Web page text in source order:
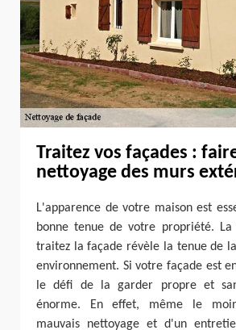
Traitez vos façades :
nettoyage des murs
L'apparence de votre maison est
bonne tenue de votre propriété. La
traitez la façade révèle la tenue de
environnement. Si votre façade est
le défi de la garder propre et
énorme. En effet, même le
mauvais nettoyage et d'un